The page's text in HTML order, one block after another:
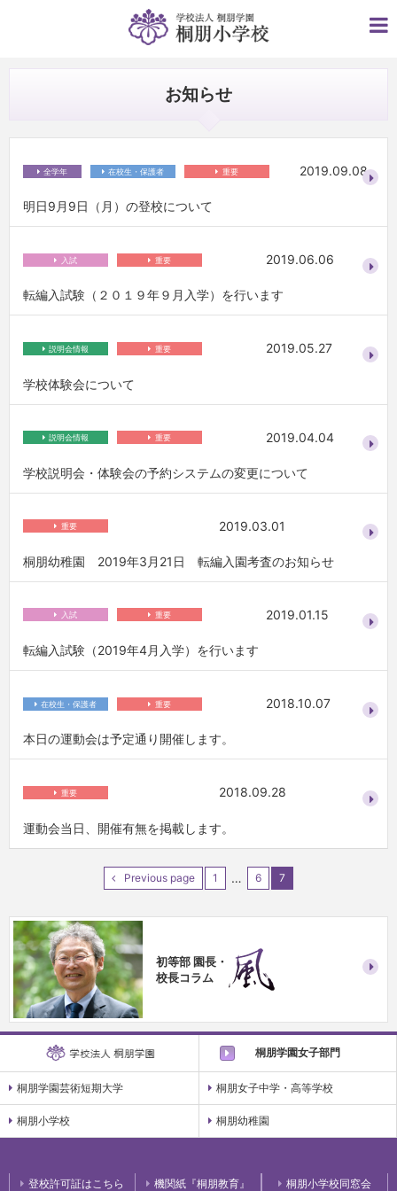
お知らせ
明日9月9日（月）の登校について
全学年 在校生・保護者 重要 2019.09.08
転編入試験（２０１９年９月入学）を行います
入試 重要 2019.06.06
学校体験会について
説明会情報 重要 2019.05.27
学校説明会・体験会の予約システムの変更について
説明会情報 重要 2019.04.04
桐朋幼稚園 2019年3月21日 転編入園考査のお知らせ
重要 2019.03.01
転編入試験（2019年4月入学）を行います
入試 重要 2019.01.15
本日の運動会は予定通り開催します。
在校生・保護者 重要 2018.10.07
運動会当日、開催有無を掲載します。
重要 2018.09.28
Previous page 1 … 6 7
初等部 園長・
校長コラム
桐朋学園女子部門
桐朋学園芸術短期大学 桐朋女子中学・高等学校
桐朋小学校 桐朋幼稚園
登校許可証はこちら 機関紙『桐朋教育』 桐朋小学校同窓会